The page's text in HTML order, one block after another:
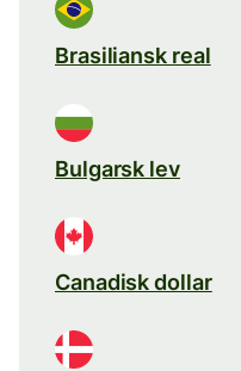
Brasiliansk real
Bulgarsk lev
Canadisk dollar